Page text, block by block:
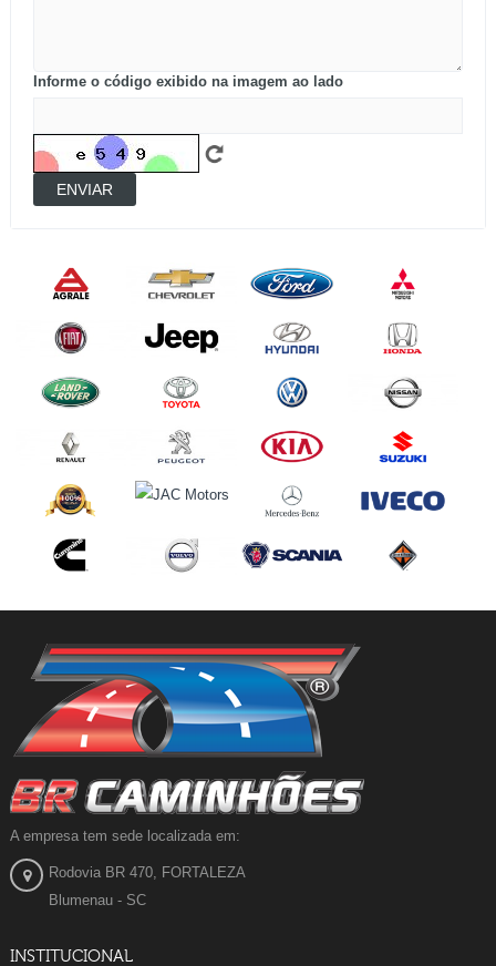
Informe o código exibido na imagem ao lado
ENVIAR
A empresa tem sede localizada em:
Rodovia BR 470, FORTALEZA
Blumenau - SC
INSTITUCIONAL